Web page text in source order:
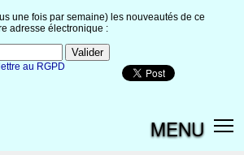
une fois par semaine) les nouveautés de ce
adresse électronique :
au RGPD
MENU